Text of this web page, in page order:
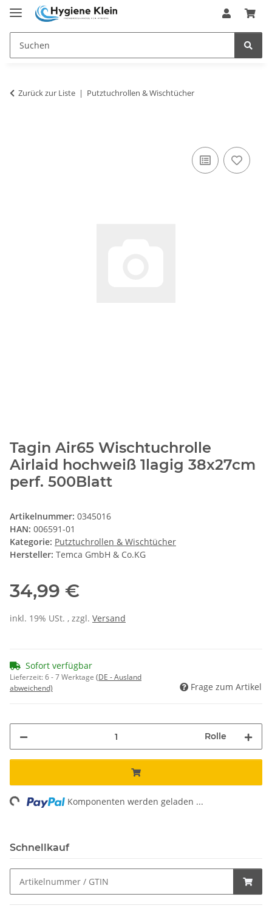
Zurück zur Liste Putztuchrollen & Wischtücher
Tagin Air65 Wischtuchrolle
Airlaid hochweiß 1lagig 38x27cm
perf. 500Blatt
Artikelnummer: 0345016
HAN: 006591-01
Kategorie: Putztuchrollen & Wischtücher
Hersteller: Temca GmbH & Co.KG
34,99 €
inkl. 19% USt. , zzgl. Versand
Sofort verfügbar
Lieferzeit:6 - 7 Werktage (DE - Ausland
abweichend)
Frage zum Artikel
Rolle
Komponenten werden geladen ...
Schnellkauf